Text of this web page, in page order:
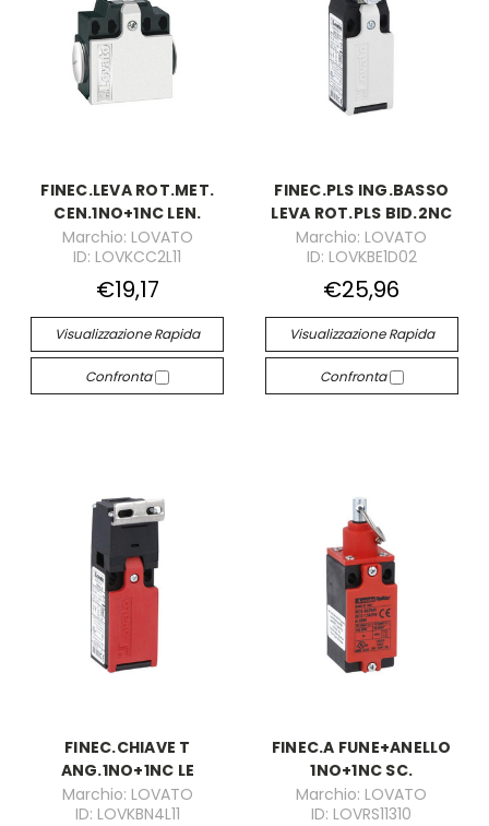
FINEC.LEVA ROT.MET.
CEN.1NO+1NC LEN.
Marchio: LOVATO
ID: LOVKCC2L11
€19,17
Visualizzazione Rapida
Confronta
FINEC.PLS ING.BASSO
LEVA ROT.PLS BID.2NC
Marchio: LOVATO
ID: LOVKBE1D02
€25,96
Visualizzazione Rapida
Confronta
FINEC.CHIAVE T
ANG.1NO+1NC LE
Marchio: LOVATO
ID: LOVKBN4L11
FINEC.A FUNE+ANELLO
1NO+1NC SC.
Marchio: LOVATO
ID: LOVRS11310